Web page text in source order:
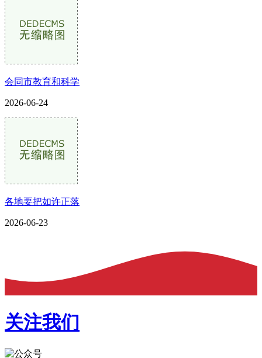
会同市教育和科学
2026-06-24
各地要把如许正落
2026-06-23
关注我们